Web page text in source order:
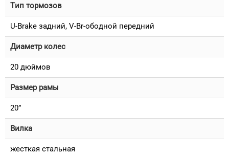
Тип тормозов
U-Brake задний, V-Br-ободной передний
Диаметр колес
20 дюймов
Размер рамы
20”
Вилка
жесткая стальная